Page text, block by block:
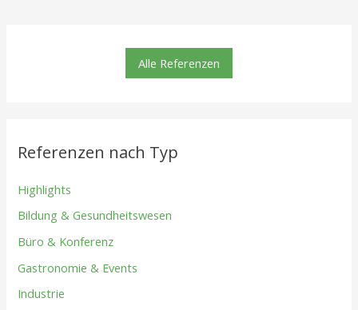
Alle Referenzen
Referenzen nach Typ
Highlights
Bildung & Gesundheitswesen
Büro & Konferenz
Gastronomie & Events
Industrie